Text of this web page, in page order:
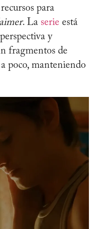
para
. La serie está
y
fragmentos de
poco, manteniendo